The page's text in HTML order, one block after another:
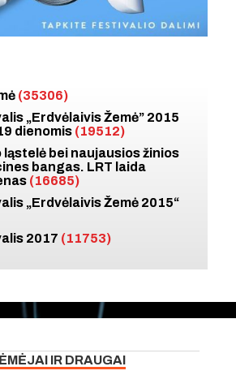
(35306)
„Erdvėlaivis Žemė” 2015
dienomis (19512)
ląstelė bei naujausios žinios
bangas. LRT laida
(16685)
„Erdvėlaivis Žemė 2015“
2017 (11753)
IR DRAUGAI